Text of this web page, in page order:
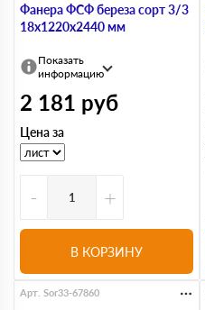
Фанера ФСФ береза сорт 3/3
18х1220х2440 мм
Показать
информацию
2 181 руб
Цена за
- +
В КОРЗИНУ
Арт. Sor33-67860